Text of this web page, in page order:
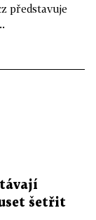
představuje
šetřit